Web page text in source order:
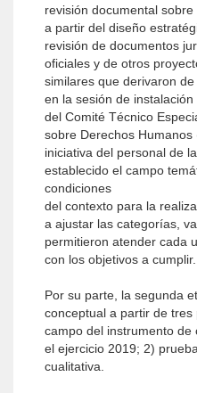
revisión documental
a partir del diseño
revisión de documentos
oficiales y de otros
similares que derivaron
en la sesión de
del Comité Técnico
sobre Derechos
iniciativa del personal de
establecido el campo
condiciones
del contexto para la
a ajustar las categorías,
permitieron atender cada
con los objetivos a cumplir.
Por su parte, la segunda
conceptual a partir de
campo del instrumento de
el ejercicio 2019; 2)
cualitativa.